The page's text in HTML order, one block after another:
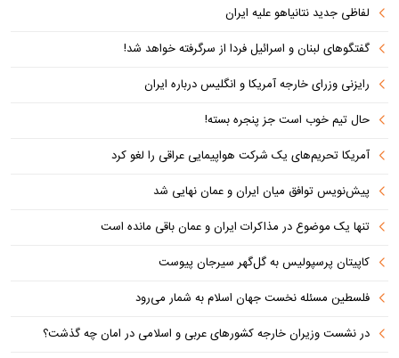
لفاظی جدید نتانیاهو علیه ایران
گفتگوهای لبنان و اسرائیل فردا از سرگرفته خواهد شد!
رایزنی وزرای خارجه آمریکا و انگلیس درباره ایران
حال تیم خوب است جز پنجره بسته!
آمریکا تحریم‌های یک شرکت هواپیمایی عراقی را لغو کرد
پیش‌نویس توافق میان ایران و عمان نهایی شد
تنها یک موضوع در مذاکرات ایران و عمان باقی مانده است
کاپیتان پرسپولیس به گل‌گهر سیرجان پیوست
فلسطین مسئله نخست جهان اسلام به شمار می‌رود
در نشست وزیران خارجه کشورهای عربی و اسلامی در امان چه گذشت؟